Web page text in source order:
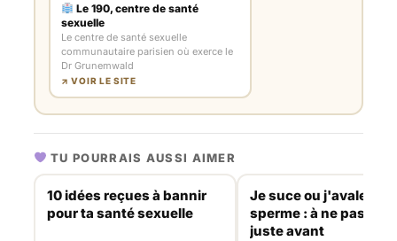
Le 190, centre de santé
sexuelle
Le centre de santé sexuelle
communautaire parisien où exerce le
Dr Grunemwald
↗ VOIR LE SITE
TU POURRAIS AUSSI AIMER
10 idées reçues à bannir
pour ta santé sexuelle
Je suce ou j'avale du
sperme : à ne pas faire
juste avant